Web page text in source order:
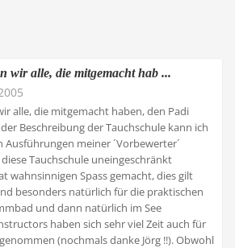
wir alle, die mitgemacht hab ...
alle, die mitgemacht haben, den Padi
Beschreibung der Tauchschule kann ich
meiner ´Vorbewerter´
Tauchschule uneingeschränkt
wahnsinnigen Spass gemacht, dies gilt
besonders natürlich für die praktischen
und dann natürlich im See
haben sich sehr viel Zeit auch für
(nochmals danke Jörg !!). Obwohl